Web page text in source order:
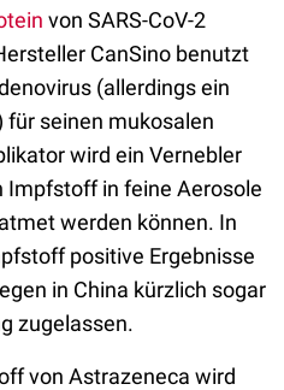
von SARS-CoV-2
CanSino benutzt
(allerdings ein
für seinen mukosalen
wird ein Vernebler
Impfstoff in feine Aerosole
werden können. In
positive Ergebnisse
in China kürzlich sogar
zugelassen.
von Astrazeneca wird